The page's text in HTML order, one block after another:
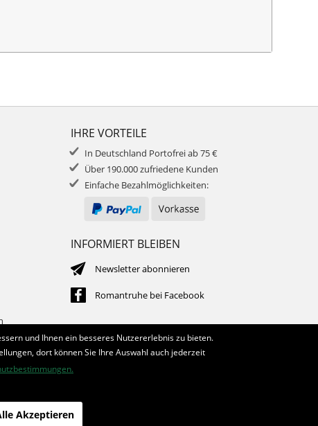
IHRE VORTEILE
In Deutschland Portofrei ab 75 €
Über 190.000 zufriedene Kunden
Einfache Bezahlmöglichkeiten:
INFORMIERT BLEIBEN
Newsletter abonnieren
Romantruhe bei Facebook
und Ihnen ein besseres Nutzererlebnis zu bieten.
dort können Sie Ihre Auswahl auch jederzeit
Akzeptieren